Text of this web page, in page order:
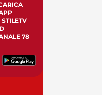
STILETV
78